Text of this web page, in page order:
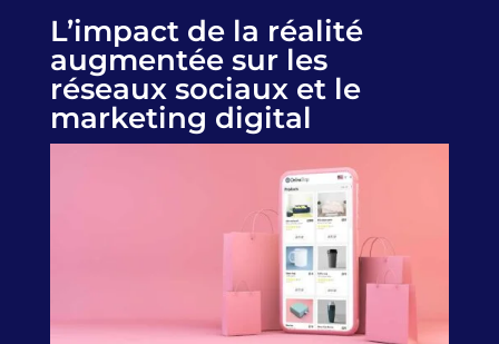
L’impact de la réalité
augmentée sur les
réseaux sociaux et le
marketing digital